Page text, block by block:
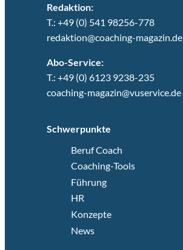
Redaktion:
T.: +49 (0) 541 98256-778
redaktion@coaching-magazin.de
Abo-Service:
T.: +49 (0) 6123 9238-235
coaching-magazin@vuservice.de
Schwerpunkte
Beruf Coach
Coaching-Tools
Führung
HR
Konzepte
News